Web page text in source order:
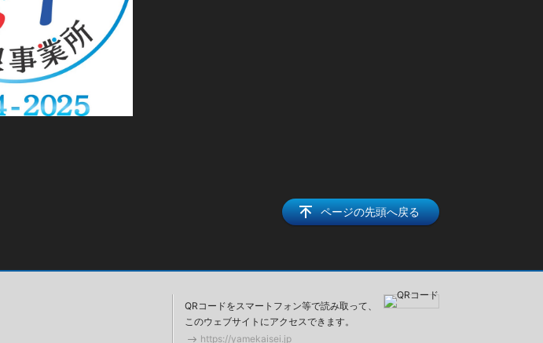
ページの先頭へ戻る
QRコードをスマートフォン等で読み取って、
このウェブサイトにアクセスできます。
https://yamekaisei.jp